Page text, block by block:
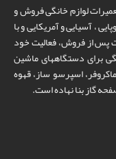
از سال 1384 در زمینه تعمیرات لوازم خانگی فروش و
، آسیایی و آمریکایی و با
پس از فروش، فعالیت خود
برای دستگاههای ماشین
اسپرسو ساز، قهوه
گاز بنا نهاده است.